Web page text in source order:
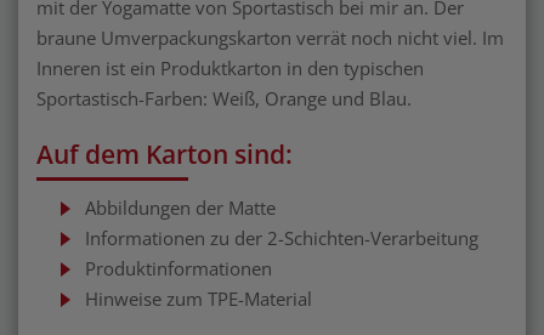
mit der Yogamatte von Sportastisch bei mir an. Der
braune Umverpackungskarton verrät noch nicht viel. Im
Inneren ist ein Produktkarton in den typischen
Sportastisch-Farben: Weiß, Orange und Blau.
Auf dem Karton sind:
Abbildungen der Matte
Informationen zu der 2-Schichten-Verarbeitung
Produktinformationen
Hinweise zum TPE-Material